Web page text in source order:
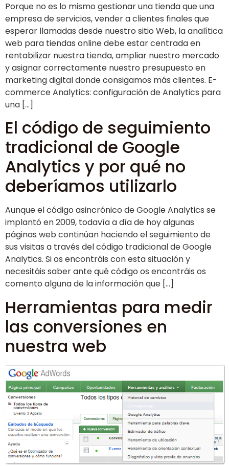
Porque no es lo mismo gestionar una tienda que una
empresa de servicios, vender a clientes finales que
esperar llamadas desde nuestro sitio Web, la analítica
web para tiendas online debe estar centrada en
rentabilizar nuestra tienda, ampliar nuestro mercado
y asignar correctamente nuestro presupuesto en
marketing digital donde consigamos más clientes. E-
commerce Analytics: configuración de Analytics para
una […]
El código de seguimiento
tradicional de Google
Analytics y por qué no
deberíamos utilizarlo
Aunque el código asincrónico de Google Analytics se
implantó en 2009, todavía a día de hoy algunas
páginas web continúan haciendo el seguimiento de
sus visitas a través del código tradicional de Google
Analytics. Si os encontráis con esta situación y
necesitáis saber ante qué código os encontráis os
comento alguna de la información que […]
Herramientas para medir
las conversiones en
nuestra web